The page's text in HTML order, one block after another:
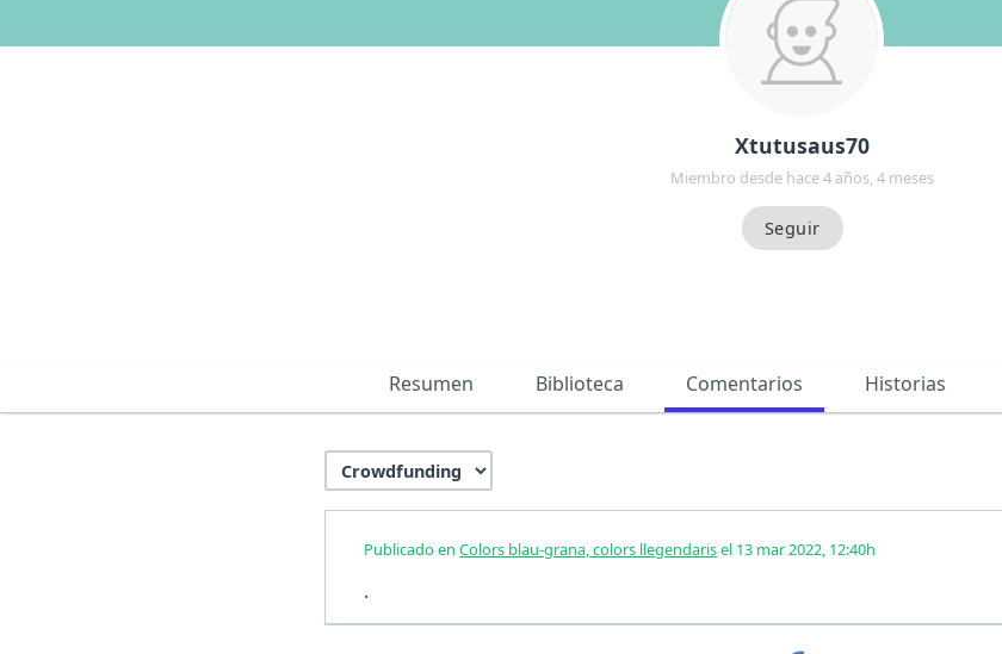
Xtutusaus70
Miembro desde hace 4 años, 4 meses
Resumen Biblioteca Comentarios Historias
Publicado en Colors blau-grana, colors llegendarisel 13 mar 2022, 12:40h
.